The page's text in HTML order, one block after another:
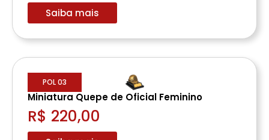
Saiba mais
POL 03
Miniatura Quepe de Oficial Feminino
R$ 220,00